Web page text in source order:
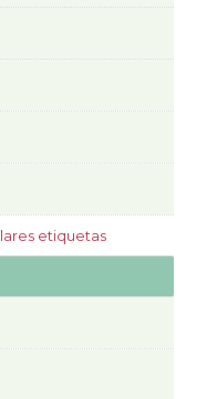
etiquetas